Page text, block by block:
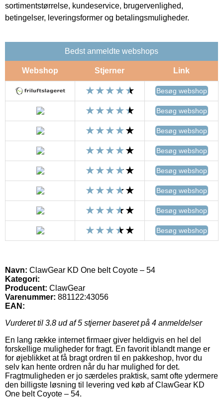
sortimentstørrelse, kundeservice, brugervenlighed,
betingelser, leveringsformer og betalingsmuligheder.
Bedst anmeldte webshops
Webshop Stjerner Link
Besøg webshop
Besøg webshop
Besøg webshop
Besøg webshop
Besøg webshop
Besøg webshop
Besøg webshop
Besøg webshop
Navn: ClawGear KD One belt Coyote – 54
Kategori:
Producent: ClawGear
Varenummer: 881122:43056
EAN:
Vurderet til 3.8 ud af 5 stjerner baseret på 4 anmeldelser
En lang række internet firmaer giver heldigvis en hel del
forskellige muligheder for fragt. En favorit iblandt mange er
for øjeblikket at få bragt ordren til en pakkeshop, hvor du
selv kan hente ordren når du har mulighed for det.
Fragtmuligheden er jo særdeles praktisk, samt ofte ydermere
den billigste løsning til levering ved køb af ClawGear KD
One belt Coyote – 54.